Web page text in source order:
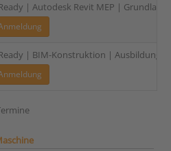
| Autodesk Revit MEP |
| BIM-Konstruktion | Ausbildung